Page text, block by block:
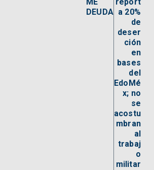
ME
DEUDA
report
a 20%
de
deser
ción
en
bases
del
EdoMé
x; no
se
acostu
mbran
al
trabaj
o
militar